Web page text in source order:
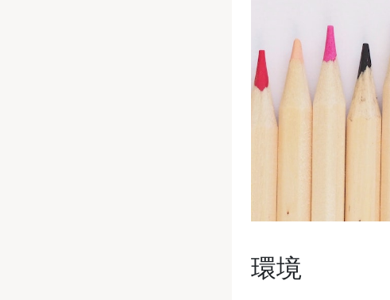
環境